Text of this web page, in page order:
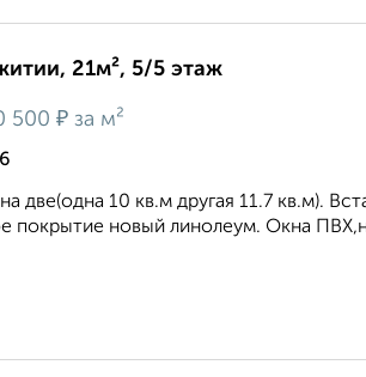
21м², 5/5 этаж
500 ₽ за м²
две(одна 10 кв.м другая 11.7 кв.м).
покрытие новый линолеум. Окна